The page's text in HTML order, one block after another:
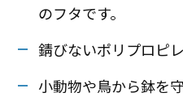
のフタです。
錆びないポリプロピレ
小動物や鳥から鉢を